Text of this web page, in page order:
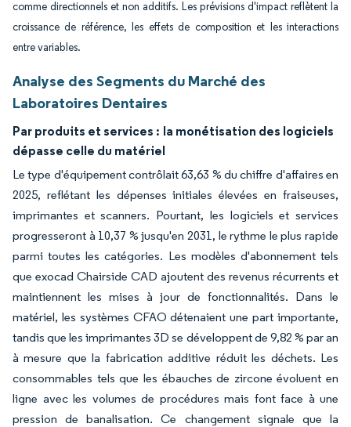
comme directionnels et non additifs. Les prévisions d'impact reflètent la
croissance de référence, les effets de composition et les interactions
entre variables.
Analyse des Segments du Marché des
Laboratoires Dentaires
Par produits et services : la monétisation des logiciels
dépasse celle du matériel
Le type d'équipement contrôlait 63,63 % du chiffre d'affaires en
2025, reflétant les dépenses initiales élevées en fraiseuses,
imprimantes et scanners. Pourtant, les logiciels et services
progresseront à 10,37 % jusqu'en 2031, le rythme le plus rapide
parmi toutes les catégories. Les modèles d'abonnement tels
que exocad Chairside CAD ajoutent des revenus récurrents et
maintiennent les mises à jour de fonctionnalités. Dans le
matériel, les systèmes CFAO détenaient une part importante,
tandis que les imprimantes 3D se développent de 9,82 % par an
à mesure que la fabrication additive réduit les déchets. Les
consommables tels que les ébauches de zircone évoluent en
ligne avec les volumes de procédures mais font face à une
pression de banalisation. Ce changement signale que la